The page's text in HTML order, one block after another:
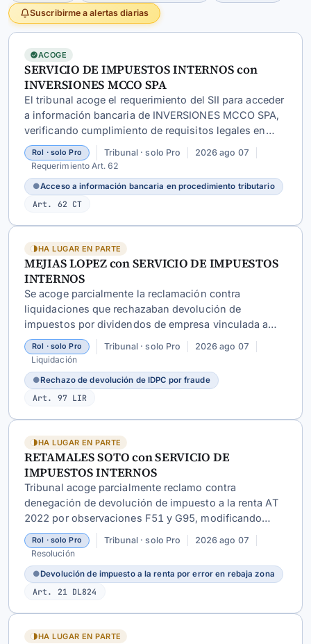
Suscribirme a alertas diarias
ACOGE
SERVICIO DE IMPUESTOS INTERNOS con
INVERSIONES MCCO SPA
El tribunal acoge el requerimiento del SII para acceder
a información bancaria de INVERSIONES MCCO SPA,
verificando cumplimiento de requisitos legales en
procedimiento de recopilación de antecedentes por
presuntos delitos tributarios.
Rol · solo Pro Tribunal · solo Pro
2026 ago 07
Requerimiento Art. 62
●Acceso a información bancaria en procedimiento tributario
Art. 62 CT
HA LUGAR EN PARTE
MEJIAS LOPEZ con SERVICIO DE IMPUESTOS
INTERNOS
Se acoge parcialmente la reclamación contra
liquidaciones que rechazaban devolución de
impuestos por dividendos de empresa vinculada a
fraude. Se confirma el reintegro pero se anula la multa
por carecer de fundamento legal específico.
Rol · solo Pro Tribunal · solo Pro
2026 ago 07
Liquidación
●Rechazo de devolución de IDPC por fraude
Art. 97 LIR
HA LUGAR EN PARTE
RETAMALES SOTO con SERVICIO DE
IMPUESTOS INTERNOS
Tribunal acoge parcialmente reclamo contra
denegación de devolución de impuesto a la renta AT
2022 por observaciones F51 y G95, modificando
monto denegado de
a devolución de
$3.724.003por error en rebaja de zona D.L. 889.
Rol · solo Pro Tribunal · solo Pro
2026 ago 07
Resolución
●Devolución de impuesto a la renta por error en rebaja zona
Art. 21 DL824
HA LUGAR EN PARTE